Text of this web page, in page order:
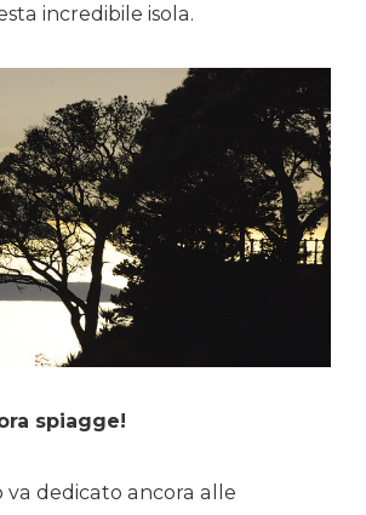
incredibile isola.
spiagge!
va dedicato ancora alle